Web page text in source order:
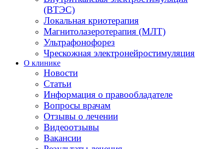
(ВТЭС)
Локальная криотерапия
Магнитолазеротерапия (МЛТ)
Ультрафонофорез
Чрескожная электронейростимуляция
О клинике
Новости
Статьи
Информация о правообладателе
Вопросы врачам
Отзывы о лечении
Видеоотзывы
Вакансии